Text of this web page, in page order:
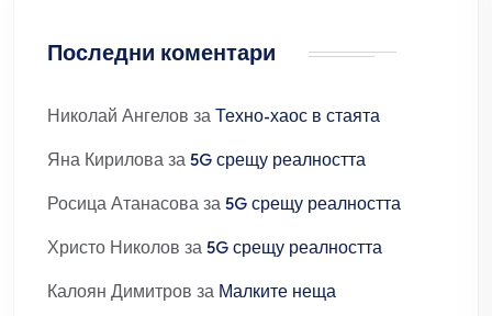
Последни коментари
Николай Ангелов за Техно-хаос в стаята
Яна Кирилова за 5G срещу реалността
Росица Атанасова за 5G срещу реалността
Христо Николов за 5G срещу реалността
Калоян Димитров за Малките неща